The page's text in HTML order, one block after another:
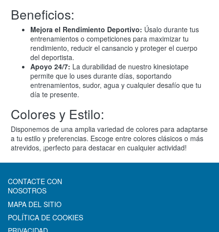
Beneficios:
Mejora el Rendimiento Deportivo: Úsalo durante tus
entrenamientos o competiciones para maximizar tu
rendimiento, reducir el cansancio y proteger el cuerpo
del deportista.
Apoyo 24/7: La durabilidad de nuestro kinesiotape
permite que lo uses durante días, soportando
entrenamientos, sudor, agua y cualquier desafío que tu
día te presente.
Colores y Estilo:
Disponemos de una amplia variedad de colores para adaptarse
a tu estilo y preferencias. Escoge entre colores clásicos o más
atrevidos, ¡perfecto para destacar en cualquier actividad!
CONTACTE CON
NOSOTROS
MAPA DEL SITIO
POLÍTICA DE COOKIES